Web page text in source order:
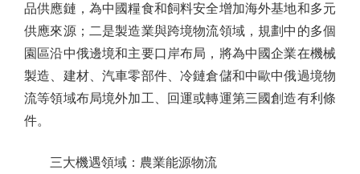
品供應鏈，為中國糧食和飼料安全增加海外基地和多元
供應來源；二是製造業與跨境物流領域，規劃中的多個
園區沿中俄邊境和主要口岸布局，將為中國企業在機械
製造、建材、汽車零部件、冷鏈倉儲和中歐中俄過境物
流等領域布局境外加工、回運或轉運第三國創造有利條
件。
三大機遇領域：農業能源物流